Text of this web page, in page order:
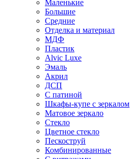
Маленькие
Большие
Средние
Отделка и материал
МДФ
Пластик
Alvic Luxe
Эмаль
Акрил
ДСП
С патиной
Шкафы-купе с зеркалом
Матовое зеркало
Стекло
Цветное стекло
Пескоструй
Комбинированные